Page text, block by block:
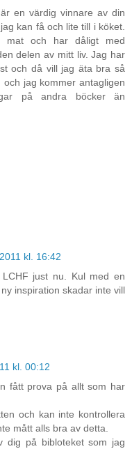
en värdig vinnare av din
kan få och lite till i köket.
och har dåligt med
delen av mitt liv. Jag har
och då vill jag äta bra så
jag kommer antagligen
på andra böcker än
kl. 16:42
just nu. Kul med en
inspiration skadar inte vill
kl. 00:12
fått prova på allt som har
och kan inte kontrollera
mått alls bra av detta.
dig på bibloteket som jag